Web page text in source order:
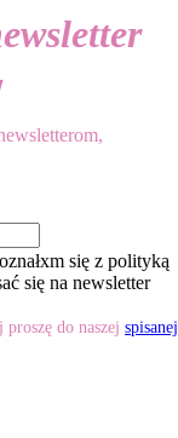
się z polityką
się na newsletter
do naszej spisanej